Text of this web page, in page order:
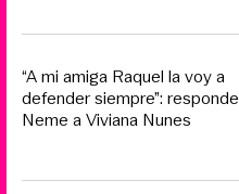
“A mi amiga Raquel la voy a
defender siempre”: responde
Neme a Viviana Nunes